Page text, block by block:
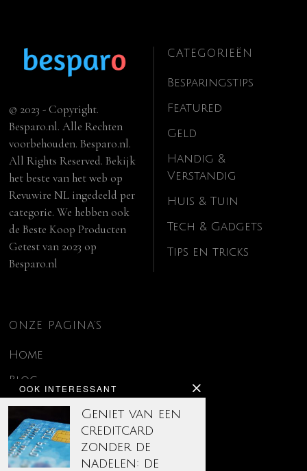
OOK INTERESSANT
Geniet van een
creditcard
zonder de
nadelen: de
© 2023 - Copyright.
Besparo.nl. Alle Rechten
voorbehouden. Besparo.nl.
All Rights Reserved. Bekijk
het beste van het web op
Revuwire NL ingedeeld per
categorie. We hebben ook
deBeste Koop Producten
Getest van 2023 op
Besparo.nl
CATEGORIEËN
Besparingstips
Featured
Geld
Handig &
Verstandig
Huis & Tuin
Tech & Gadgets
Tips en tricks
ONZE PAGINA’S
Home
Blog
Contact
Disclaimer
Over ons